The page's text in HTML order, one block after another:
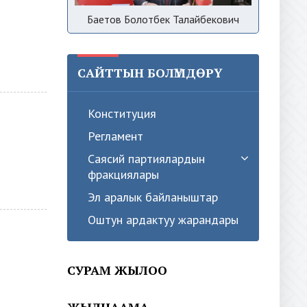
Баетов Болотбек Талайбекович
САЙТТЫН БОЛҮМДӨРҮ
Конституция
Регламент
Саясий партиялардын
фракциялары
Эл аралык байланыштар
Оштун ардактуу жарандары
СУРАМ ЖЫЛОО